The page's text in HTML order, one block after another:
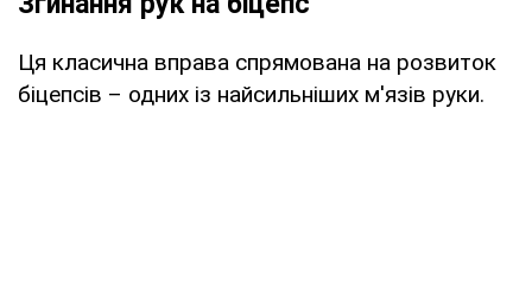
Ця класична вправа спрямована на розвиток
біцепсів – одних із найсильніших м'язів руки.